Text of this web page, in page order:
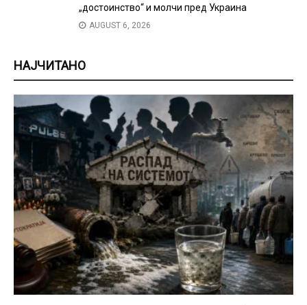
„достоинство“ и молчи пред Украина
AUGUST 6, 2026
НАЈЧИТАНО